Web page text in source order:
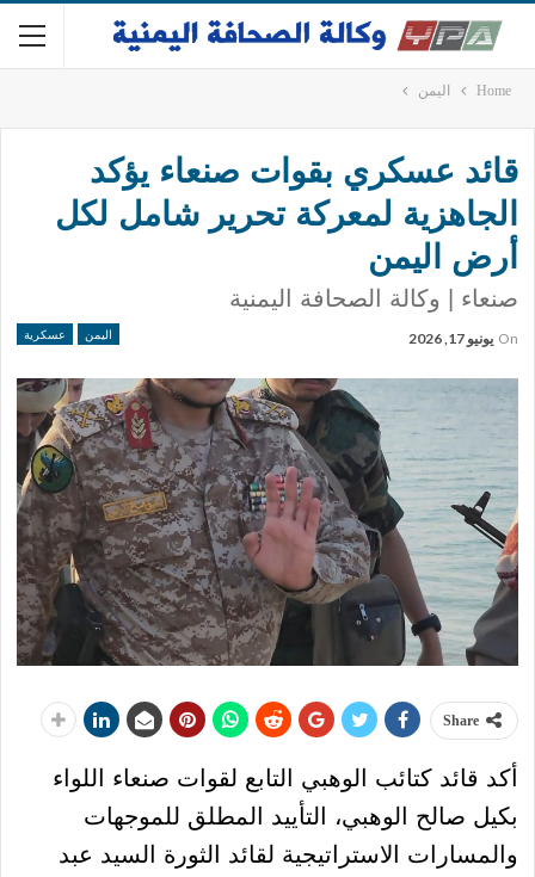
Home اليمن
قائد عسكري بقوات صنعاء يؤكد
الجاهزية لمعركة تحرير شامل لكل
أرض اليمن
صنعاء | وكالة الصحافة اليمنية
اليمن عسكرية On يونيو 17, 2026
Share
أكد قائد كتائب الوهبي التابع لقوات صنعاء اللواء
بكيل صالح الوهبي، التأييد المطلق للموجهات
والمسارات الاستراتيجية لقائد الثورة السيد عبد